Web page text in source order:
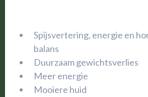
Spijsvertering, energie en
balans
Duurzaam gewichtsverlies
Meer energie
Mooiere huid